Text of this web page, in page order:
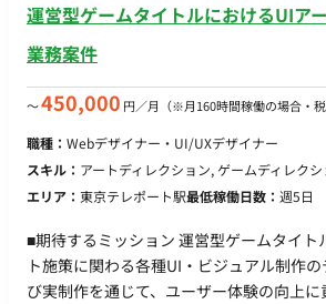
運営型ゲームタイトルにおけるUIア
業務案件
〜450,000 円／月 （※月160時間稼働の場合・税
職種： Webデザイナー・UI/UXデザイナー
スキル： アートディレクション, ゲームディレク
エリア： 東京テレポート駅最低稼働日数： 週5日
■期待するミッション 運営型ゲームタイト
ト施策に関わる各種UI・ビジュアル制作
び実制作を通じて、ユーザー体験の向上